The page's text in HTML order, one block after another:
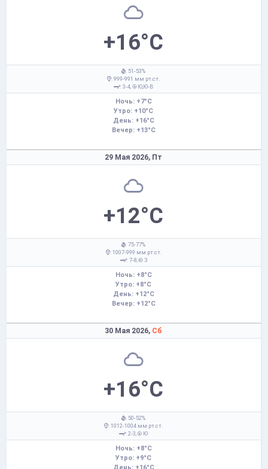
+16°C
: 51-53%
: 999-991 мм рт.ст.
: 3-4,
Ю,Ю-В
Ночь: +7°C
Утро: +10°C
День: +16°C
Вечер: +13°C
29 Мая 2026, Пт
+12°C
: 75-77%
: 1007-999 мм рт.ст.
: 7-8,
З
Ночь: +8°C
Утро: +8°C
День: +12°C
Вечер: +12°C
30 Мая 2026, Сб
+16°C
: 50-52%
: 1012-1004 мм рт.ст.
: 2-3,
Ю
Ночь: +8°C
Утро: +9°C